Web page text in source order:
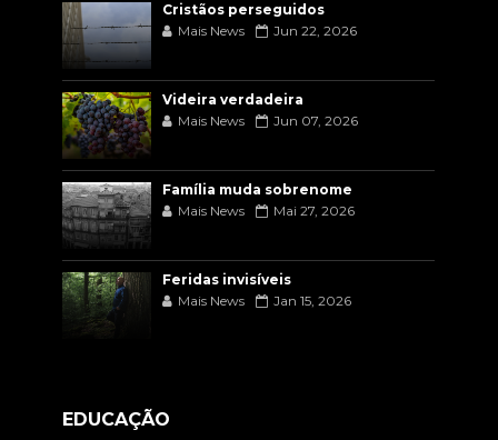
Cristãos perseguidos
Mais News
Jun 22, 2026
Videira verdadeira
Mais News
Jun 07, 2026
Família muda sobrenome
Mais News
Mai 27, 2026
Feridas invisíveis
Mais News
Jan 15, 2026
EDUCAÇÃO